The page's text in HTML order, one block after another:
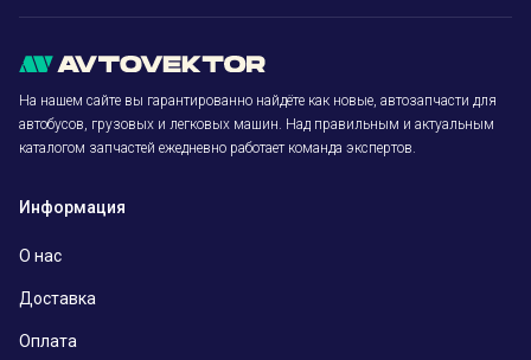
На нашем сайте вы гарантированно найдёте как новые, автозапчасти для
автобусов, грузовых и легковых машин. Над правильным и актуальным
каталогом запчастей ежедневно работает команда экспертов.
Информация
О нас
Доставка
Оплата